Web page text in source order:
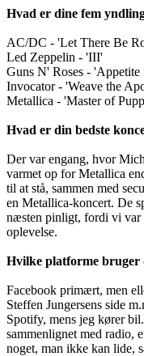
Hvad er dine fem
AC/DC - 'Let There Be
Led Zeppelin - 'III'
Guns N' Roses -
Invocator - 'Weave the
Metallica - 'Master of
Hvad er din bedste
Der var engang, hvor
varmet op for Metallica
til at stå, sammen med
en Metallica-koncert. De
næsten pinligt, fordi vi var
oplevelse.
Hvilke platforme bruger
Facebook primært, men
Steffen Jungersens side
Spotify, mens jeg kører
sammenlignet med radio,
noget, man ikke kan lide,